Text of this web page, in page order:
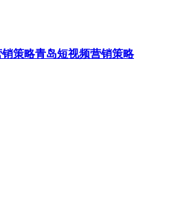
策略青岛短视频营销策略